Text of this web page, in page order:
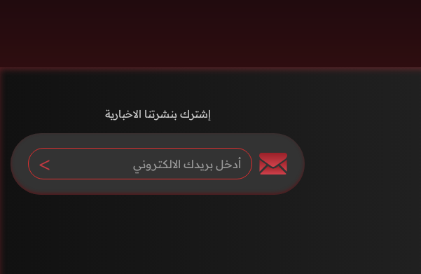
إشترك بنشرتنا الاخبارية